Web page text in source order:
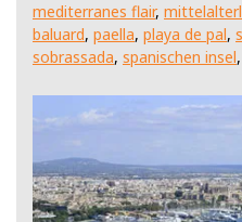
mediterranes flair,
baluard, paella, playa de pal,
sobrassada, spanischen insel,